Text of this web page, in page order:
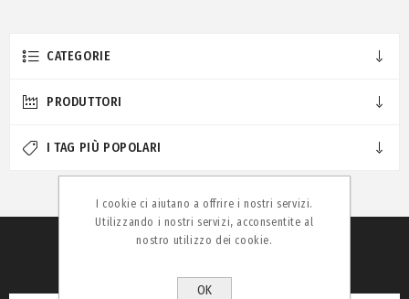
CATEGORIE
PRODUTTORI
I TAG PIÙ POPOLARI
I cookie ci aiutano a offrire i nostri servizi.
Utilizzando i nostri servizi, acconsentite al
nostro utilizzo dei cookie.
OK